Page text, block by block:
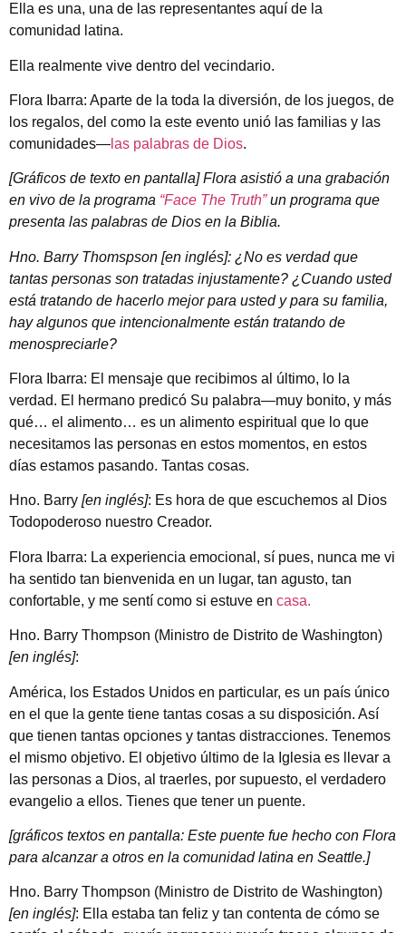
Ella es una, una de las representantes aquí de la
comunidad latina.
Ella realmente vive dentro del vecindario.
Flora Ibarra: Aparte de la toda la diversión, de los juegos, de
los regalos, del como la este evento unió las familias y las
comunidades— las palabras de Dios.
[Gráficos de texto en pantalla] Flora asistió a una grabación
en vivo de la programa “Face The Truth”un programa que
presenta las palabras de Dios en la Biblia.
Hno. Barry Thomspson [en inglés]: ¿No es verdad que
tantas personas son tratadas injustamente? ¿Cuando usted
está tratando de hacerlo mejor para usted y para su familia,
hay algunos que intencionalmente están tratando de
menospreciarle?
Flora Ibarra: El mensaje que recibimos al último, lo la
verdad. El hermano predicó Su palabra—muy bonito, y más
qué… el alimento… es un alimento espiritual que lo que
necesitamos las personas en estos momentos, en estos
días estamos pasando. Tantas cosas.
Hno. Barry [en inglés]: Es hora de que escuchemos al Dios
Todopoderoso nuestro Creador.
Flora Ibarra: La experiencia emocional, sí pues, nunca me vi
ha sentido tan bienvenida en un lugar, tan agusto, tan
confortable, y me sentí como si estuve en casa.
Hno. Barry Thompson (Ministro de Distrito de Washington)
[en inglés]:
América, los Estados Unidos en particular, es un país único
en el que la gente tiene tantas cosas a su disposición. Así
que tienen tantas opciones y tantas distracciones. Tenemos
el mismo objetivo. El objetivo último de la Iglesia es llevar a
las personas a Dios, al traerles, por supuesto, el verdadero
evangelio a ellos. Tienes que tener un puente.
[gráficos textos en pantalla: Este puente fue hecho con Flora
para alcanzar a otros en la comunidad latina en Seattle.]
Hno. Barry Thompson (Ministro de Distrito de Washington)
[en inglés]: Ella estaba tan feliz y tan contenta de cómo se